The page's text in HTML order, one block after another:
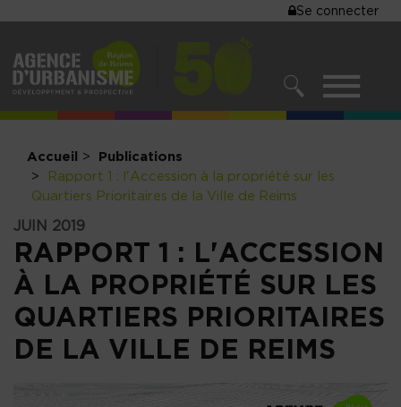
contenu
principal
MENU
DE
Se connecter
MENU
Accueil Publications
Rapport 1 : l'Accession à la propriété sur les
Quartiers Prioritaires de la Ville de Reims
JUIN 2019
RAPPORT 1 : L'ACCESSION
À LA PROPRIÉTÉ SUR LES
QUARTIERS PRIORITAIRES
DE LA VILLE DE REIMS